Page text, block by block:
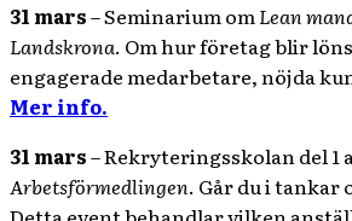
31 mars– Seminarium omLean
Landskrona. Om hur företag blir
engagerade medarbetare, nöjda
Mer info.
31 mars– Rekryteringsskolan del 1
Arbetsförmedlingen. Går du i